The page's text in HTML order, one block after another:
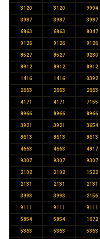
3120 3120 9994
3987 3987 3987
6863 6863 8047
9126 9126 9126
8527 8527 0230
8912 8912 8912
1416 1416 0392
2663 2663 2663
4171 4171 7155
8966 8966 8966
3921 3921 3654
8613 8613 8613
4663 4663 4817
9307 9307 9307
2102 2102 1522
2131 2131 2131
3993 3993 2156
9111 9111 9111
5854 5854 1672
5363 5363 5363